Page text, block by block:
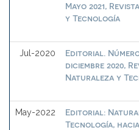
Mayo 2021,
y Tecnología
Jul-2020
Editorial.
diciembre 2020,
Naturaleza y
May-2022
Editorial:
Tecnología,